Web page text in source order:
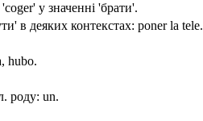
у значенні 'брати'.
в деяких контекстах: poner la tele.
hubo.
роду: un.